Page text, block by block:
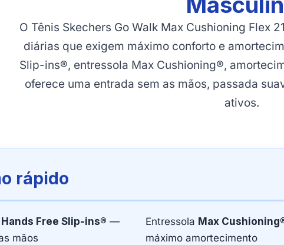
O Tênis Skechers Go Walk Max Cushioning Flex
diárias que exigem máximo conforto e
Slip-ins®, entressola Max Cushioning®,
oferece uma entrada sem as mãos, passada
ativos.
rápido
Hands Free Slip-ins® —
mãos
Entressola Max
máximo amortecimento